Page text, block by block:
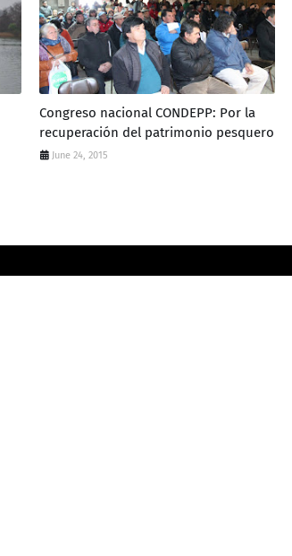
Congreso nacional CONDEPP: Por la
recuperación del patrimonio pesquero
June 24, 2015